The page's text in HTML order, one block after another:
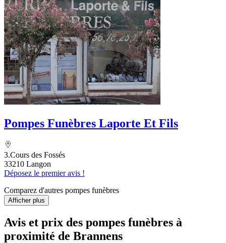
Pompes Funèbres Laporte Et Fils
3.Cours des Fossés
33210 Langon
Déposez le premier avis !
Comparez d'autres pompes funèbres
Afficher plus
Avis et prix des pompes funèbres à
proximité de Brannens